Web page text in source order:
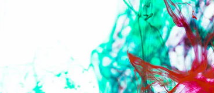
最高のクリエイティブ制作を導くためのプラ
ットフォーム。クリエイター、企業、代理
店、スタジオを含む100万人以上が利用して
います。
日本語